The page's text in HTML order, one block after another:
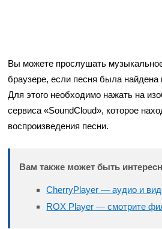
Вы можете прослушать
браузере, если песня была найдена
Для этого необходимо нажать на
сервиса «SoundCloud», которое
воспроизведения песни.
Вам также может быть
CherryPlayer — аудио и
ROX Player — смотрите